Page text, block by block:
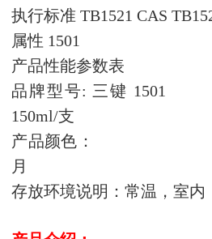
执行标准 TB1521 CAS
属性 1501
产品性能参数表
品牌型号: 三键
150ml/支
产品颜色： 保
月
存放环境说明：常温，室